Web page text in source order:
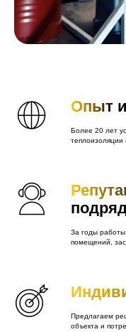
Опыт
Более 20 лет
теплоизоляции
За годы работы
помещений,
Предлагаем
объекта и